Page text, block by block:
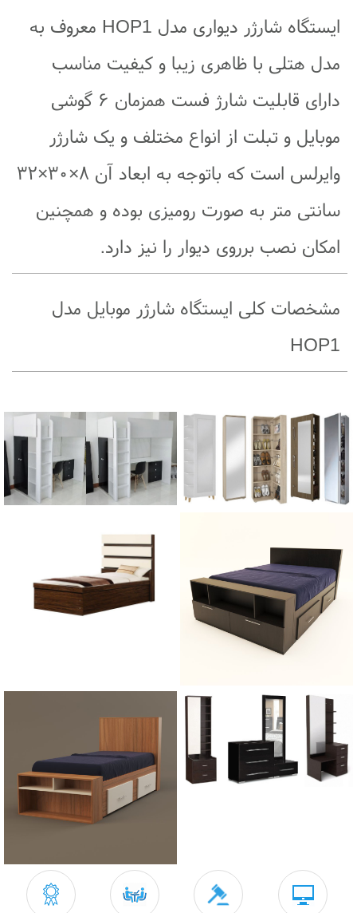
ایستگاه شارژر دیواری مدل HOP1 معروف به
مدل هتلی با ظاهری زیبا و کیفیت مناسب
دارای قابلیت شارژ فست همزمان ۶ گوشی
موبایل و تبلت از انواع مختلف و یک شارژر
وایرلس است که باتوجه به ابعاد آن ۸×۳۰×۳۲
سانتی متر به صورت رومیزی بوده و همچنین
امکان نصب برروی دیوار را نیز دارد.
مشخصات کلی ایستگاه شارژر موبایل مدل
HOP1